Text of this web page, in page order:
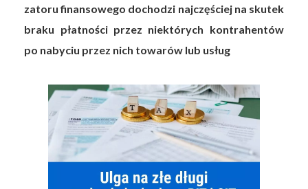
zatoru finansowego dochodzi najczęściej na skutek
braku płatności przez niektórych kontrahentów
po nabyciu przez nich towarów lub usług